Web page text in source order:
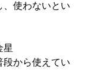
使わないとい
星
から使えてい